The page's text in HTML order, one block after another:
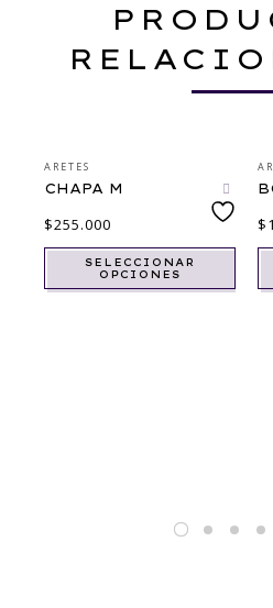
ARETES
CHAPA M
$255.000
SELECCIONAR
OPCIONES
$